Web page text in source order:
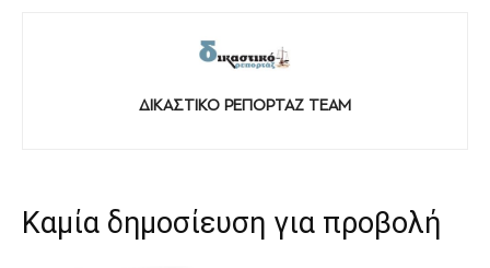
ΔΙΚΑΣΤΙΚΟ ΡΕΠΟΡΤΑΖ TEAM
Καμία δημοσίευση για προβολή